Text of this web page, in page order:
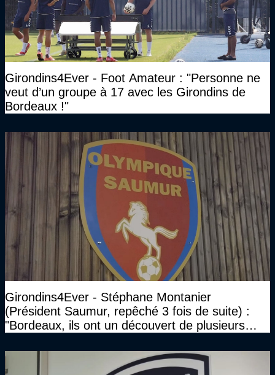
Girondins4Ever - Foot Amateur : "Personne ne
veut d’un groupe à 17 avec les Girondins de
Bordeaux !"
Girondins4Ever - Stéphane Montanier
(Président Saumur, repêché 3 fois de suite) :
"Bordeaux, ils ont un découvert de plusieurs